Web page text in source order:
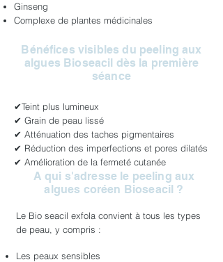
Ginseng
Complexe de plantes médicinales
Bénéfices visibles du peeling aux
algues Bioseacil dès la première
séance
✔Teint plus lumineux
✔ Grain de peau lissé
✔ Atténuation des taches pigmentaires
✔ Réduction des imperfections et pores dilatés
✔ Amélioration de la fermeté cutanée
A qui s'adresse le peeling aux
algues coréen Bioseacil ?
Le Bio seacil exfola convient à tous les types
de peau, y compris :
Les peaux sensibles